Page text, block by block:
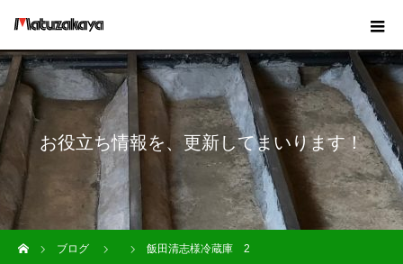
お役立ち情報を、更新してまいります！
ブログ
飯田清志様冷蔵庫 2